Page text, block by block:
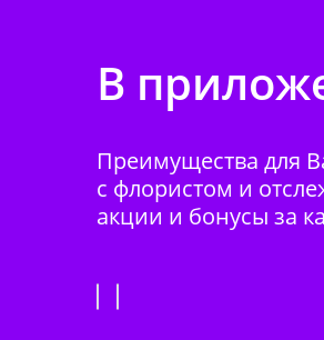
В
Преимущества для
с флористом и
акции и бонусы за